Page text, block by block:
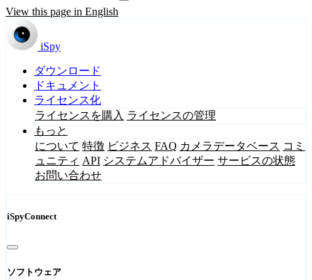
View this page in English
iSpy
ダウンロード
ドキュメント
ライセンス化
ライセンスを購入 ライセンスの管理
もっと
について 特徴 ビジネス FAQ カメラデータベース コミ
ュニティ API システムアドバイザー サービスの状態
お問い合わせ
iSpyConnect
ソフトウェア